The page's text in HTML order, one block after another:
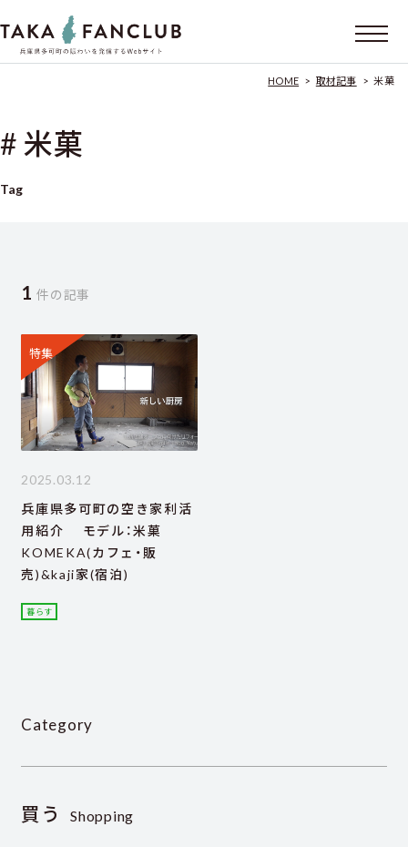
HOME > 取材記事 > 米菓
# 米菓
Tag
1 件の記事
特集
2025.03.12
兵庫県多可町の空き家利活
用紹介 モデル：米菓
KOMEKA(カフェ・販
売)&kaji家(宿泊)
暮らす
Category
買う Shopping